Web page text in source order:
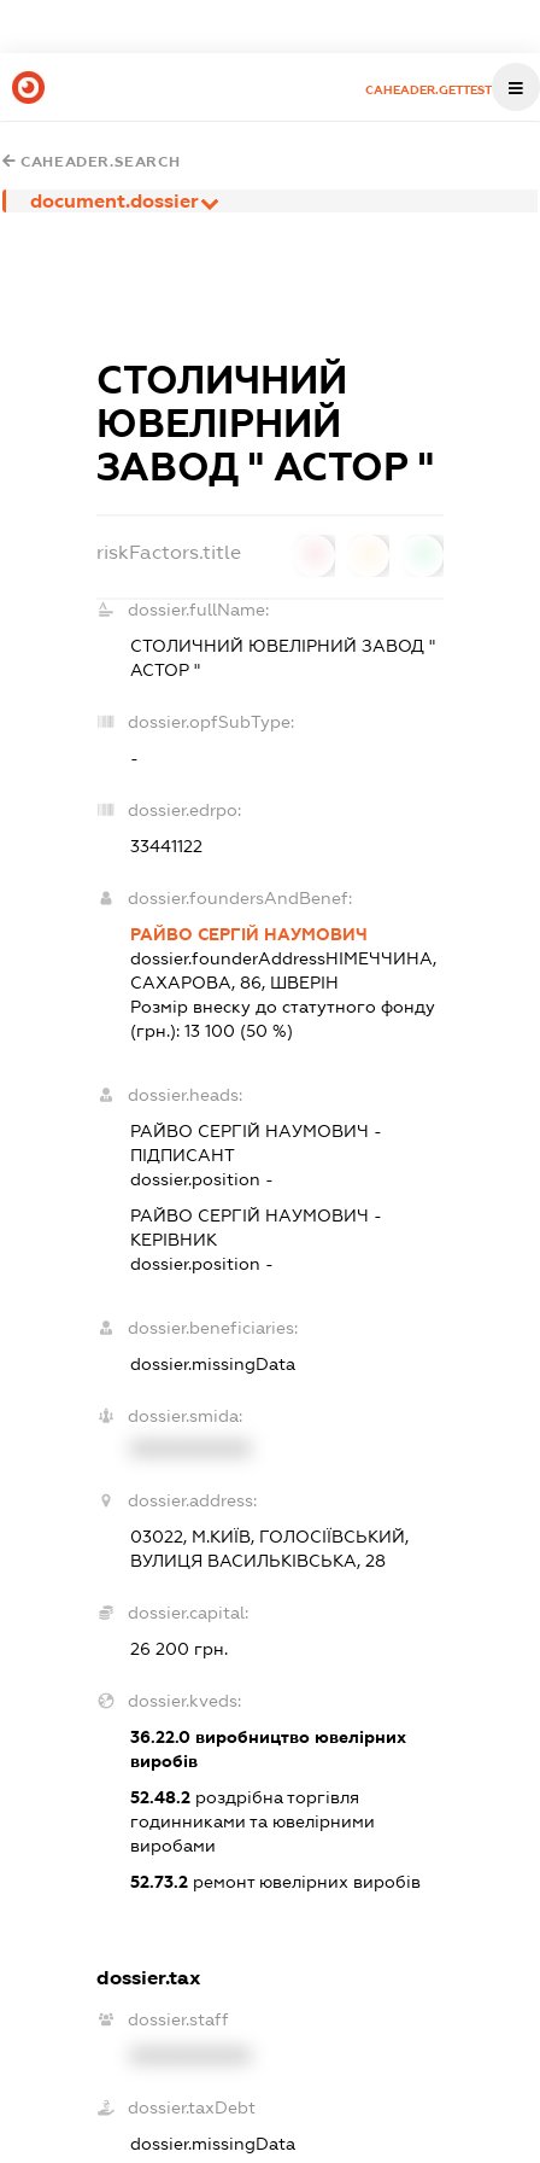
CAHEADER.GETTEST
CAHEADER.SEARCH
document.dossier
СТОЛИЧНИЙ
ЮВЕЛІРНИЙ
ЗАВОД " АСТОР "
riskFactors.title
dossier.fullName:
СТОЛИЧНИЙ ЮВЕЛІРНИЙ ЗАВОД "
АСТОР "
dossier.opfSubType:
-
dossier.edrpo:
33441122
dossier.foundersAndBenef:
РАЙВО СЕРГІЙ НАУМОВИЧ
dossier.founderAddressНІМЕЧЧИНА,
САХАРОВА, 86, ШВЕРІН
Розмір внеску до статутного фонду
(грн.): 13 100 (50 %)
dossier.heads:
РАЙВО СЕРГІЙ НАУМОВИЧ -
ПІДПИСАНТ
dossier.position -
РАЙВО СЕРГІЙ НАУМОВИЧ -
КЕРІВНИК
dossier.position -
dossier.beneficiaries:
dossier.missingData
dossier.smida:
dossier.address:
03022, М.КИЇВ, ГОЛОСІЇВСЬКИЙ,
ВУЛИЦЯ ВАСИЛЬКІВСЬКА, 28
dossier.capital:
26 200 грн.
dossier.kveds:
36.22.0виробництво ювелірних
виробів
52.48.2роздрібна торгівля
годинниками та ювелірними
виробами
52.73.2ремонт ювелірних виробів
dossier.tax
dossier.staff
dossier.taxDebt
dossier.missingData